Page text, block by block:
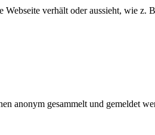
verhält oder aussieht, wie z.
anonym gesammelt und gemeldet